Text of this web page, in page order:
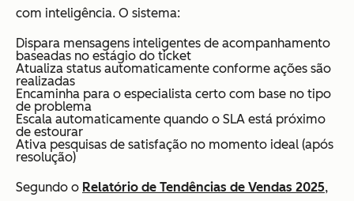
com inteligência. O sistema:
Dispara mensagens inteligentes de acompanhamento
baseadas no estágio do ticket
Atualiza status automaticamente conforme ações são
realizadas
Encaminha para o especialista certo com base no tipo
de problema
Escala automaticamente quando o SLA está próximo
de estourar
Ativa pesquisas de satisfação no momento ideal (após
resolução)
Segundo o Relatório de Tendências de Vendas 2025,